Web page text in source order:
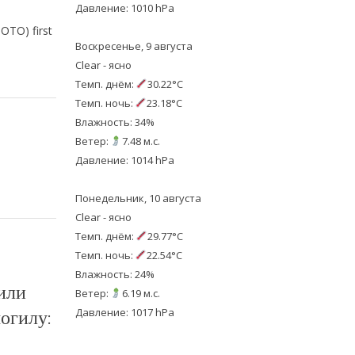
first
Давление: 1010 hPa
Воскресенье, 9 августа
Clear - ясно
Темп. днём:
30.22°C
Темп. ночь:
23.18°C
Влажность: 34%
Ветер:
7.48 м.с.
Давление: 1014 hPa
Понедельник, 10 августа
Clear - ясно
Темп. днём:
29.77°C
Темп. ночь:
22.54°C
Влажность: 24%
Ветер:
6.19 м.с.
Давление: 1017 hPa